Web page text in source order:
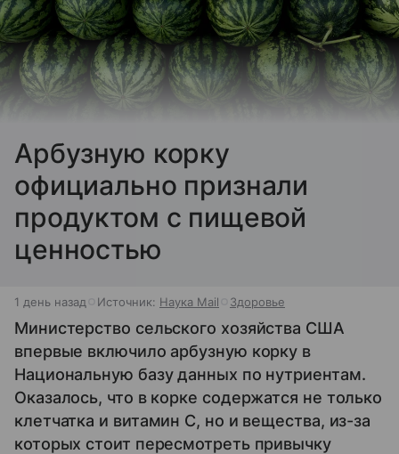
Арбузную корку
официально признали
продуктом с пищевой
ценностью
1 день назад Источник: Наука Mail Здоровье
Министерство сельского хозяйства США
впервые включило арбузную корку в
Национальную базу данных по нутриентам.
Оказалось, что в корке содержатся не только
клетчатка и витамин С, но и вещества, из-за
которых стоит пересмотреть привычку